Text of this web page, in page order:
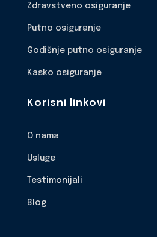
Zdravstveno osiguranje
Putno osiguranje
Godišnje putno osiguranje
Kasko osiguranje
Korisni linkovi
O nama
Usluge
Testimonijali
Blog